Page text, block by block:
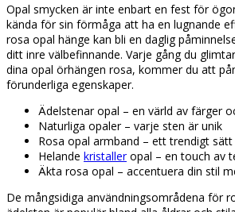
Opal smycken är inte enbart en fest för
kända för sin förmåga att ha en lugnande
rosa opal hänge kan bli en daglig
ditt inre välbefinnande. Varje gång du
dina opal örhängen rosa, kommer du att
förunderliga egenskaper.
Ädelstenar opal – en värld av färger
Naturliga opaler – varje sten är unik
Rosa opal armband – ett trendigt
Helande kristalleropal – en touch av
Äkta rosa opal – accentuera din stil
De mångsidiga användningsområdena för